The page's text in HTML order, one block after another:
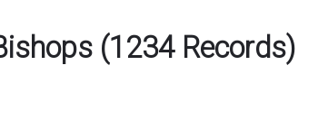
(1234 Records)